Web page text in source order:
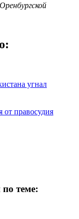
угнал
от правосудия
по теме: